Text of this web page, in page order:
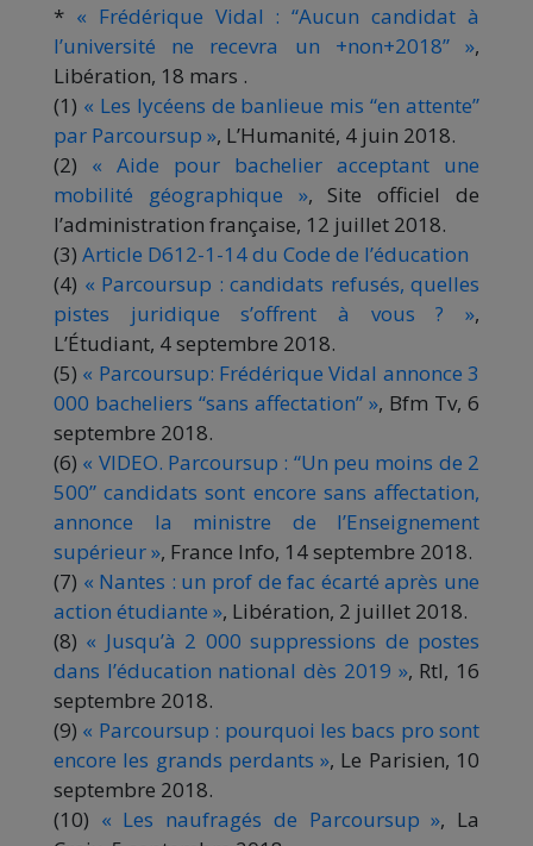
* « Frédérique Vidal : “Aucun candidat à
l’université ne recevra un +non+2018” »,
Libération, 18 mars .
(1) « Les lycéens de banlieue mis “en attente”
par Parcoursup », L’Humanité, 4 juin 2018.
(2) « Aide pour bachelier acceptant une
mobilité géographique », Site officiel de
l’administration française, 12 juillet 2018.
(3) Article D612-1-14 du Code de l’éducation
(4) « Parcoursup : candidats refusés, quelles
pistes juridique s’offrent à vous ? »,
L’Étudiant, 4 septembre 2018.
(5) « Parcoursup: Frédérique Vidal annonce 3
000 bacheliers “sans affectation” », Bfm Tv, 6
septembre 2018.
(6) « VIDEO. Parcoursup : “Un peu moins de 2
500” candidats sont encore sans affectation,
annonce la ministre de l’Enseignement
supérieur », France Info, 14 septembre 2018.
(7) « Nantes : un prof de fac écarté après une
action étudiante », Libération, 2 juillet 2018.
(8) « Jusqu’à 2 000 suppressions de postes
dans l’éducation national dès 2019 », Rtl, 16
septembre 2018.
(9) « Parcoursup : pourquoi les bacs pro sont
encore les grands perdants », Le Parisien, 10
septembre 2018.
(10) « Les naufragés de Parcoursup », La